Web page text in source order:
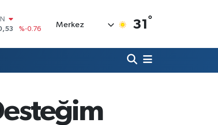
%0.17
%0.01
%64
Merkez 31 °